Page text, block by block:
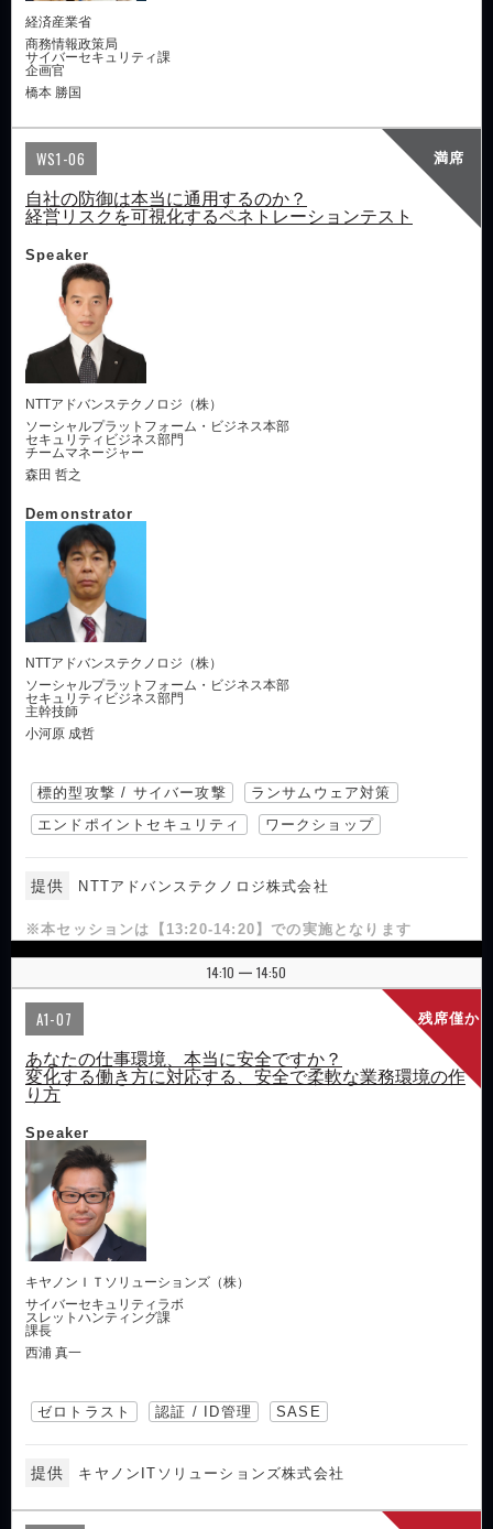
経済産業省
商務情報政策局
サイバーセキュリティ課
企画官
橋本 勝国
満席
WS1-06
自社の防御は本当に通用するのか？
経営リスクを可視化するペネトレーションテスト
Speaker
NTTアドバンステクノロジ（株）
ソーシャルプラットフォーム・ビジネス本部
セキュリティビジネス部門
チームマネージャー
森田 哲之
Demonstrator
NTTアドバンステクノロジ（株）
ソーシャルプラットフォーム・ビジネス本部
セキュリティビジネス部門
主幹技師
小河原 成哲
標的型攻撃 / サイバー攻撃
ランサムウェア対策
エンドポイントセキュリティ
ワークショップ
提供 NTTアドバンステクノロジ株式会社
※本セッションは【13:20-14:20】での実施となります
14:10 | 14:50
残席僅か
A1-07
あなたの仕事環境、本当に安全ですか？
変化する働き方に対応する、安全で柔軟な業務環境の作
り方
Speaker
キヤノンＩＴソリューションズ（株）
サイバーセキュリティラボ
スレットハンティング課
課長
西浦 真一
ゼロトラスト 認証 / ID管理 SASE
提供 キヤノンITソリューションズ株式会社